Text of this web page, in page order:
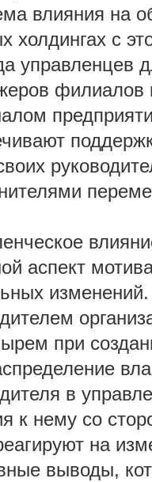
влияния на
холдингах с
управленцев
филиалов
аспект
при
в
к нему со
на
выводы,